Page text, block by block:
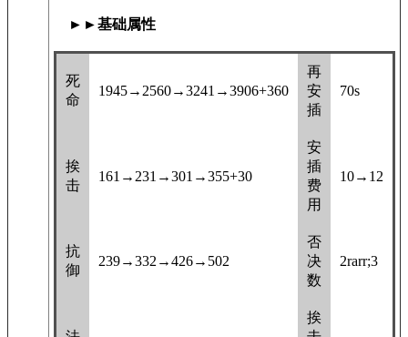
►►基础属性
死
命
1945→2560→3241→3906+360
再
安
插
70s
挨
击
161→231→301→355+30
安
插
费
用
10→12
抗
御
239→332→426→502
否
决
数
2rarr;3
挨